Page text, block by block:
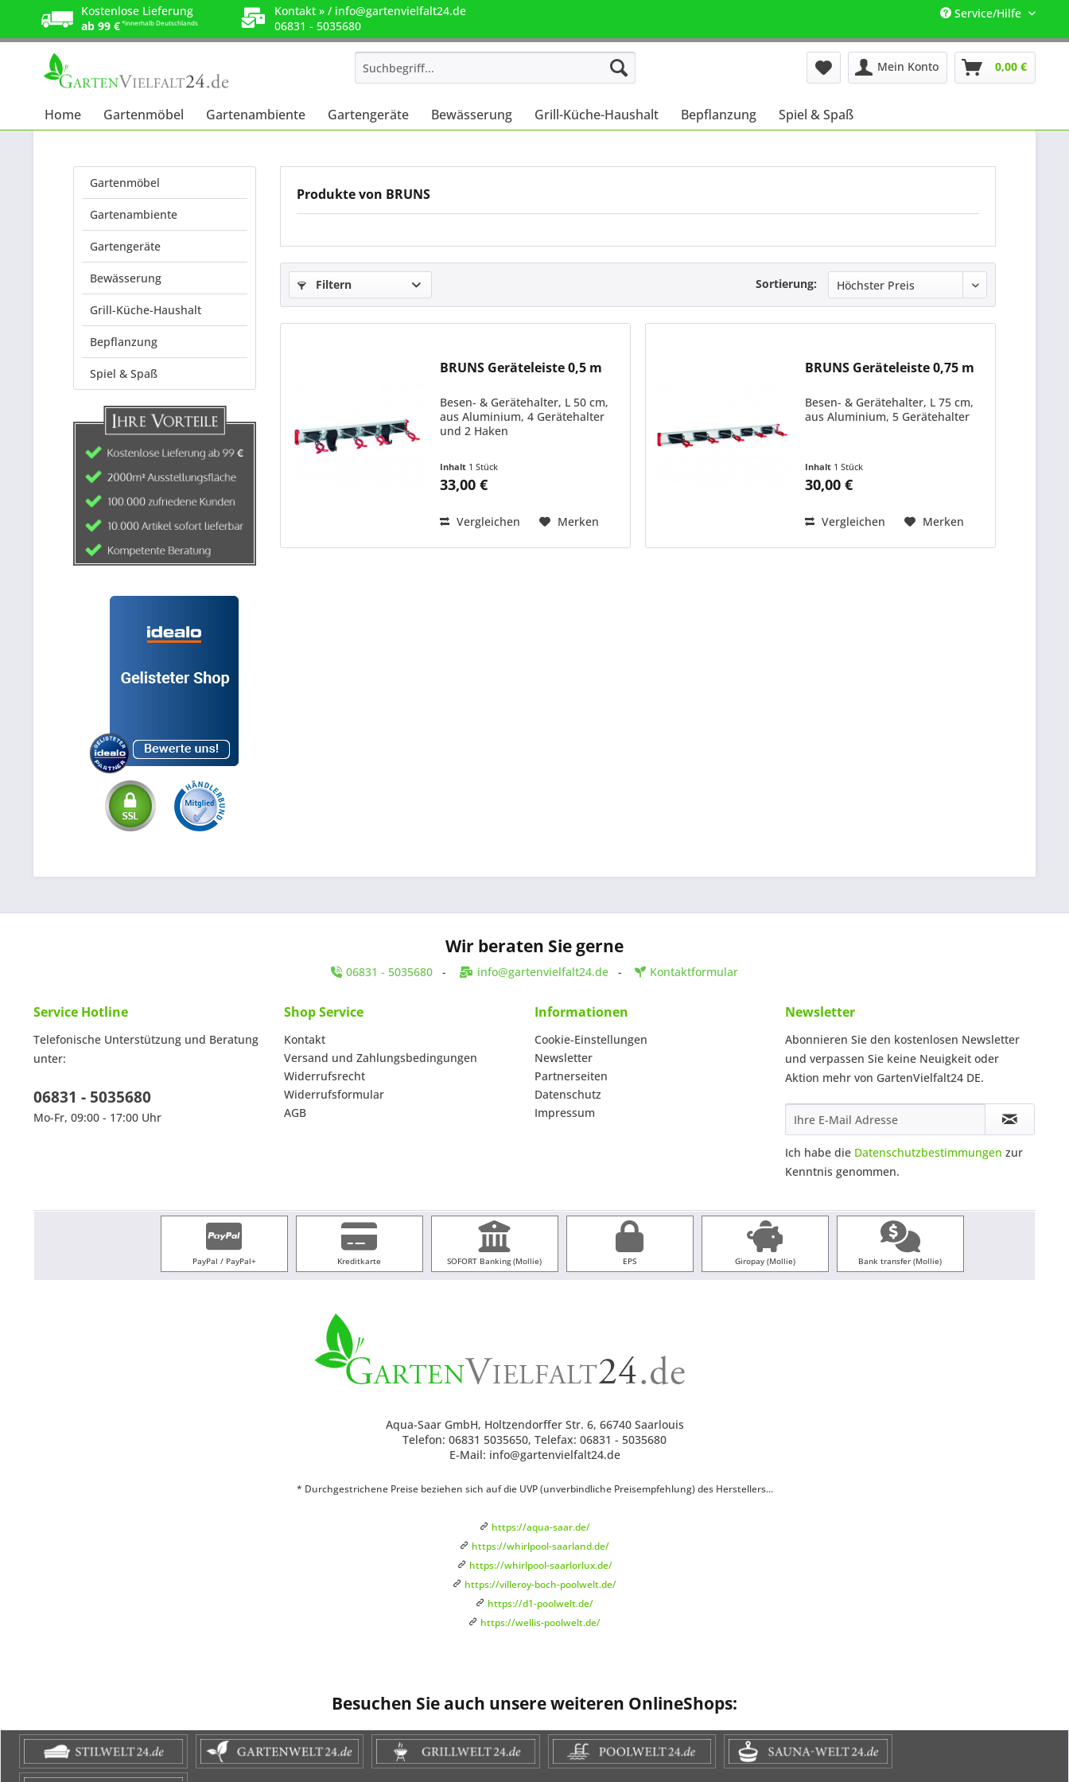
Kostenlose Lieferung
ab 99 €*innerhalb Deutschlands
Kontakt »/ info@gartenvielfalt24.de
06831 - 5035680
Service/Hilfe
Mein Konto 0,00 €
Home Gartenmöbel Gartenambiente Gartengeräte Bewässerung Grill-Küche-Haushalt Bepflanzung Spiel & Spaß
Gartenmöbel
Gartenambiente
Gartengeräte
Bewässerung
Grill-Küche-Haushalt
Bepflanzung
Spiel & Spaß
Produkte von BRUNS
Filtern Sortierung:
BRUNS Geräteleiste 0,5 m
Besen- & Gerätehalter, L 50 cm,
aus Aluminium, 4 Gerätehalter
und 2 Haken
Inhalt 1 Stück
33,00 €
Vergleichen Merken
BRUNS Geräteleiste 0,75 m
Besen- & Gerätehalter, L 75 cm,
aus Aluminium, 5 Gerätehalter
Inhalt 1 Stück
30,00 €
Vergleichen Merken
Wir beraten Sie gerne
06831 - 5035680 - info@gartenvielfalt24.de - Kontaktformular
Service Hotline
Telefonische Unterstützung und Beratung
unter:
06831 - 5035680
Mo-Fr, 09:00 - 17:00 Uhr
Shop Service
Kontakt
Versand und Zahlungsbedingungen
Widerrufsrecht
Widerrufsformular
AGB
Informationen
Cookie-Einstellungen
Newsletter
Partnerseiten
Datenschutz
Impressum
Newsletter
Abonnieren Sie den kostenlosen Newsletter
und verpassen Sie keine Neuigkeit oder
Aktion mehr von GartenVielfalt24 DE.
Ich habe die Datenschutzbestimmungen zur
Kenntnis genommen.
PayPal / PayPal+ Kreditkarte SOFORT Banking (Mollie) EPS Giropay (Mollie) Bank transfer (Mollie)
Aqua-Saar GmbH, Holtzendorffer Str. 6, 66740 Saarlouis
Telefon: 06831 5035650, Telefax: 06831 - 5035680
E-Mail: info@gartenvielfalt24.de
* Durchgestrichene Preise beziehen sich auf die UVP (unverbindliche Preisempfehlung) des Herstellers...
https://aqua-saar.de/
https://whirlpool-saarland.de/
https://whirlpool-saarlorlux.de/
https://villeroy-boch-poolwelt.de/
https://d1-poolwelt.de/
https://wellis-poolwelt.de/
Besuchen Sie auch unsere weiteren OnlineShops: